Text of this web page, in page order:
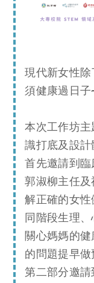
現代新女性
須健康過日子
本次工作坊
識打底及設計
首先邀請到
郭淑柳主任
解正確的女
同階段生理
關心媽媽的
的問題提早做
第二部分邀